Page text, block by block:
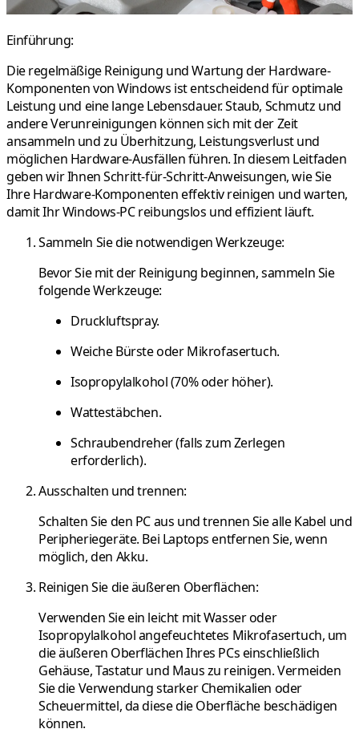
Einführung:
Die regelmäßige Reinigung und Wartung der Hardware-
Komponenten von Windows ist entscheidend für optimale
Leistung und eine lange Lebensdauer. Staub, Schmutz und
andere Verunreinigungen können sich mit der Zeit
ansammeln und zu Überhitzung, Leistungsverlust und
möglichen Hardware-Ausfällen führen. In diesem Leitfaden
geben wir Ihnen Schritt-für-Schritt-Anweisungen, wie Sie
Ihre Hardware-Komponenten effektiv reinigen und warten,
damit Ihr Windows-PC reibungslos und effizient läuft.
Sammeln Sie die notwendigen Werkzeuge:
Bevor Sie mit der Reinigung beginnen, sammeln Sie
folgende Werkzeuge:
Druckluftspray.
Weiche Bürste oder Mikrofasertuch.
Isopropylalkohol (70% oder höher).
Wattestäbchen.
Schraubendreher (falls zum Zerlegen
erforderlich).
Ausschalten und trennen:
Schalten Sie den PC aus und trennen Sie alle Kabel und
Peripheriegeräte. Bei Laptops entfernen Sie, wenn
möglich, den Akku.
Reinigen Sie die äußeren Oberflächen:
Verwenden Sie ein leicht mit Wasser oder
Isopropylalkohol angefeuchtetes Mikrofasertuch, um
die äußeren Oberflächen Ihres PCs einschließlich
Gehäuse, Tastatur und Maus zu reinigen. Vermeiden
Sie die Verwendung starker Chemikalien oder
Scheuermittel, da diese die Oberfläche beschädigen
können.